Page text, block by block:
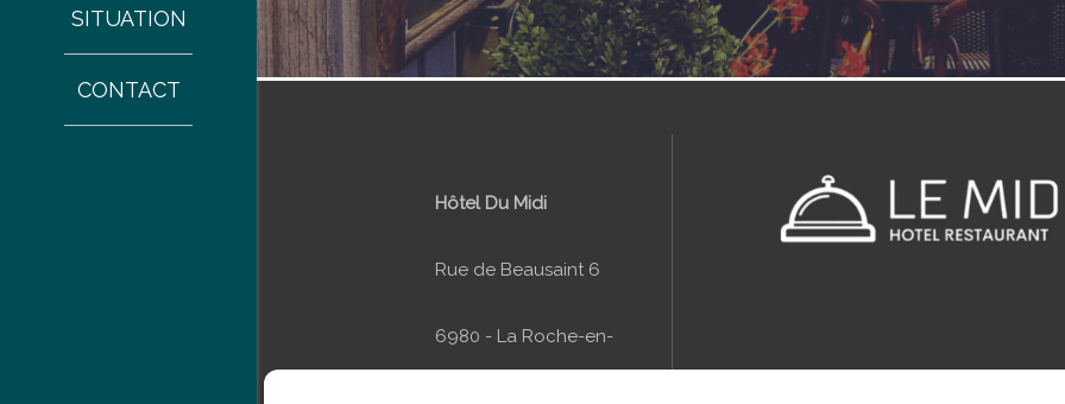
SITUATION
CONTACT
Hôtel Du Midi
Rue de Beausaint 6
6980 - La Roche-en-